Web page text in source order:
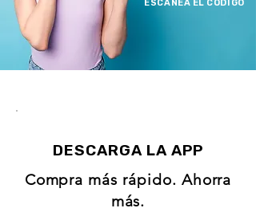
ESCANEA EL CÓDIGO
DESCARGA LA APP
Compra más rápido. Ahorra
más.